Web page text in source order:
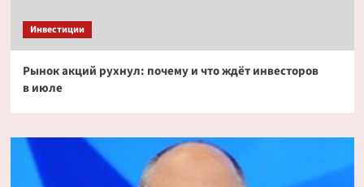
Инвестиции
Рынок акций рухнул: почему и что ждёт инвесторов
в июле